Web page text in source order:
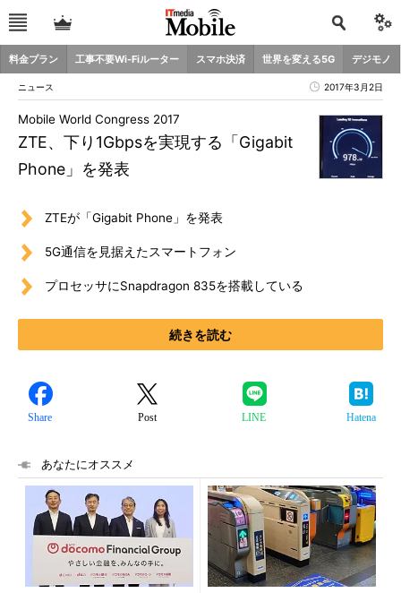
料金プラン 工事不要Wi-Fiルーター スマホ決済 世界を変える5G デジモノ
ニュース 2017年3月2日
ZTE、下り1Gbpsを実現する「Gigabit
Phone」を発表
Mobile World Congress 2017
ZTEが「Gigabit Phone」を発表
5G通信を見据えたスマートフォン
プロセッサにSnapdragon 835を搭載している
続きを読む
Share Post LINE Hatena
あなたにオススメ